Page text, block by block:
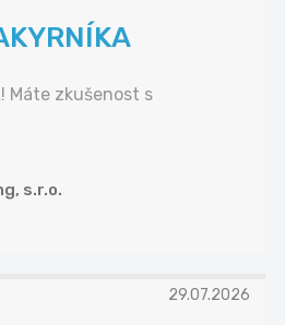
Máte zkušenost s
s.r.o.
29.07.2026